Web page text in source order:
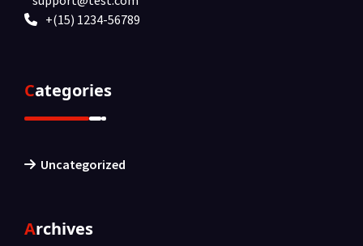
+(15) 1234-56789
Categories
Uncategorized
Archives